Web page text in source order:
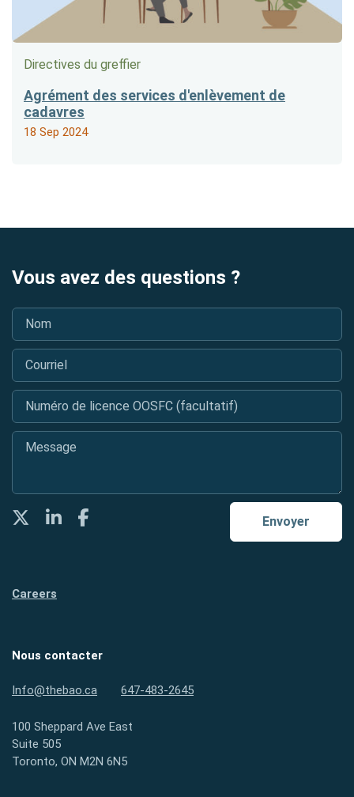
Directives du greffier
Agrément des services d'enlèvement de
cadavres
18 Sep 2024
Vous avez des questions ?
Nom
Courriel
Numéro de licence OOSFC (facultatif)
Message
Envoyer
TwitterLinkedInFacebook
Careers
Nous contacter
Info@thebao.ca 647-483-2645
100 Sheppard Ave East
Suite 505
Toronto, ON M2N 6N5